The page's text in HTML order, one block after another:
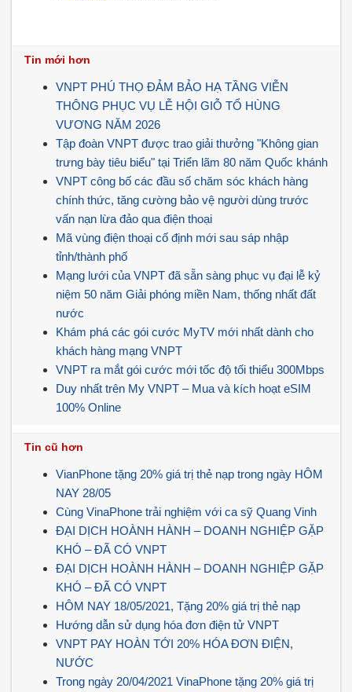
Tin mới hơn
VNPT PHÚ THỌ ĐẢM BẢO HẠ TẦNG VIỄN
THÔNG PHỤC VỤ LỄ HỘI GIỖ TỔ HÙNG
VƯƠNG NĂM 2026
Tập đoàn VNPT được trao giải thưởng "Không gian
trưng bày tiêu biểu" tại Triển lãm 80 năm Quốc khánh
VNPT công bố các đầu số chăm sóc khách hàng
chính thức, tăng cường bảo vệ người dùng trước
vấn nạn lừa đảo qua điện thoại
Mã vùng điện thoại cố định mới sau sáp nhập
tỉnh/thành phố
Mạng lưới của VNPT đã sẵn sàng phục vụ đại lễ kỷ
niệm 50 năm Giải phóng miền Nam, thống nhất đất
nước
Khám phá các gói cước MyTV mới nhất dành cho
khách hàng mạng VNPT
VNPT ra mắt gói cước mới tốc độ tối thiểu 300Mbps
Duy nhất trên My VNPT – Mua và kích hoạt eSIM
100% Online
Tin cũ hơn
VianPhone tặng 20% giá trị thẻ nạp trong ngày HÔM
NAY 28/05
Cùng VinaPhone trải nghiệm với ca sỹ Quang Vinh
ĐẠI DỊCH HOÀNH HÀNH – DOANH NGHIỆP GẶP
KHÓ – ĐÃ CÓ VNPT
ĐẠI DỊCH HOÀNH HÀNH – DOANH NGHIỆP GẶP
KHÓ – ĐÃ CÓ VNPT
HÔM NAY 18/05/2021, Tặng 20% giá trị thẻ nạp
Hướng dẫn sử dụng hóa đơn điện tử VNPT
VNPT PAY HOÀN TỚI 20% HÓA ĐƠN ĐIỆN,
NƯỚC
Trong ngày 20/04/2021 VinaPhone tặng 20% giá trị